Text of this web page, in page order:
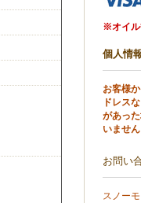
※オイ
個人情
お客様
ドレス
があっ
いませ
お問い
スノー